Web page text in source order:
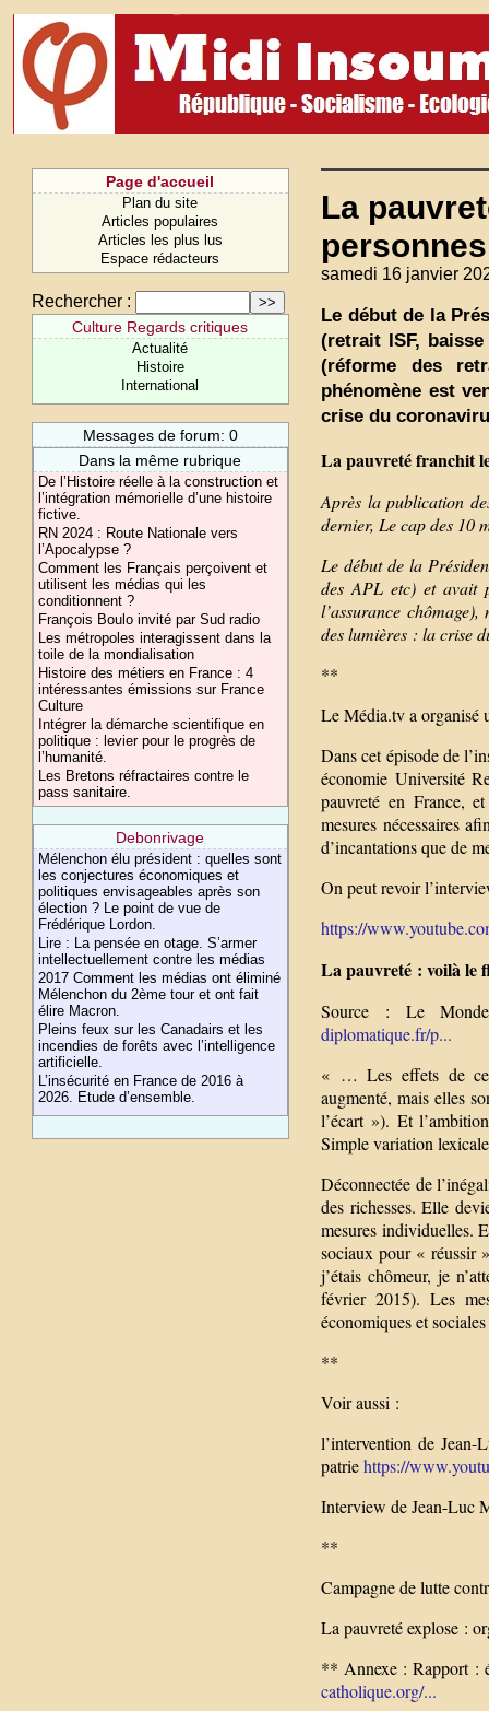
Page d'accueil
Plan du site
Articles populaires
Articles les plus lus
Espace rédacteurs
Rechercher :
Culture Regards critiques
Actualité
Histoire
International
Messages de forum: 0
Dans la même rubrique
De l’Histoire réelle à la construction et
l’intégration mémorielle d’une histoire
fictive.
RN 2024 : Route Nationale vers
l’Apocalypse ?
Comment les Français perçoivent et
utilisent les médias qui les
conditionnent ?
François Boulo invité par Sud radio
Les métropoles interagissent dans la
toile de la mondialisation
Histoire des métiers en France : 4
intéressantes émissions sur France
Culture
Intégrer la démarche scientifique en
politique : levier pour le progrès de
l’humanité.
Les Bretons réfractaires contre le
pass sanitaire.
Debonrivage
Mélenchon élu président : quelles sont
les conjectures économiques et
politiques envisageables après son
élection ? Le point de vue de
Frédérique Lordon.
Lire : La pensée en otage. S’armer
intellectuellement contre les médias
2017 Comment les médias ont éliminé
Mélenchon du 2ème tour et ont fait
élire Macron.
Pleins feux sur les Canadairs et les
incendies de forêts avec l’intelligence
artificielle.
L’insécurité en France de 2016 à
2026. Etude d’ensemble.
La
samedi 16 janvier
Le début de la
(retrait ISF,
(réforme des
phénomène est
crise du
La pauvreté franchit
Après la publication
dernier, Le cap des 10
Le début de la
des APL etc) et avait
l’assurance
des lumières : la crise
**
Le Média.tv a organisé
Dans cet épisode de
économie Université
pauvreté en France,
mesures nécessaires
d’incantations que de
On peut revoir
https://
La pauvreté : voilà le
Source : Le
diplomatique.fr/p...
« … Les effets de
augmenté, mais elles
l’écart »). Et
Simple variation
Déconnectée de
des richesses. Elle
mesures individuelles.
sociaux pour « réussir
j’étais chômeur, je
février 2015). Les
économiques et
**
Voir aussi :
l’intervention de
patriehttps://
Interview de Jean-Luc
**
Campagne de lutte
La pauvreté explose :
** Annexe : Rapport :
catholique.org/...